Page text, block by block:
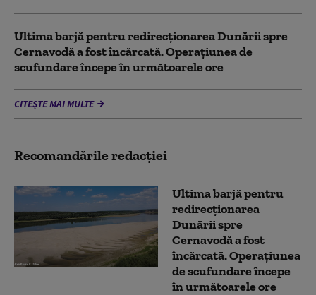
Ultima barjă pentru redirecționarea Dunării spre
Cernavodă a fost încărcată. Operațiunea de
scufundare începe în următoarele ore
CITEȘTE MAI MULTE
Recomandările redacţiei
Ultima barjă pentru
redirecționarea
Dunării spre
Cernavodă a fost
încărcată. Operațiunea
de scufundare începe
în următoarele ore